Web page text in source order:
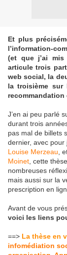
Et plus
l’information-
(et que j’ai
articule trois
web social, la
la troisième sur
recommandation
J’en ai peu parlé
durant trois
pas mal de billets
dernier, avec pour
Louise Merzeau ,
Moinet , cette
nombreuses
mais aussi sur la
prescription en
Avant de vous
voici les liens
==> La thèse en
infomédiation